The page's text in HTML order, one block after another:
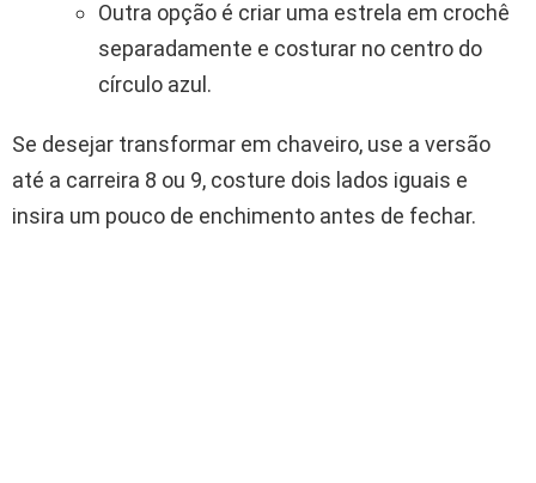
Outra opção é criar uma estrela em crochê
separadamente e costurar no centro do
círculo azul.
Se desejar transformar em chaveiro, use a versão
até a carreira 8 ou 9, costure dois lados iguais e
insira um pouco de enchimento antes de fechar.